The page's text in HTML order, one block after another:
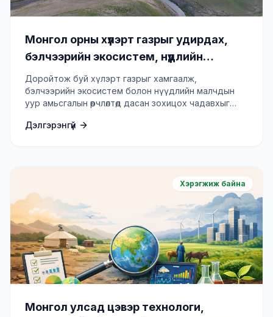
Монгол орны хүлэрт газрыг удирдах,
бэлчээрийн экосистем, нүүдлийн
малчдын дасан зохицох чадавхыг
нэмэгдүүлэх төсөл
Доройтож буй хүлэрт газрыг хамгаалж,
бэлчээрийн экосистем болон нүүдлийн малчдын
уур амьсгалын өөрчлөлтөд дасан зохицох чадавхыг
Дэлгэрэнгүй
Хэрэгжиж байна
Монгол улсад цэвэр технологи,